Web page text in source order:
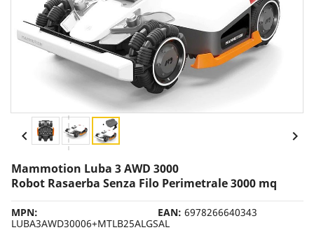
Wiper
Tipologia
Con Filo Perimetrale
Senza Filo Perimetrale
Prezzo
da 0 a oltre 11000 €
INCLUDI PREVENTIVI
 
Mammotion Luba 3 AWD 3000
Robot Rasaerba Senza Filo Perimetrale 3000 mq
MPN:
LUBA3AWD30006+MTLB25ALGSAL
EAN: 6978266640343